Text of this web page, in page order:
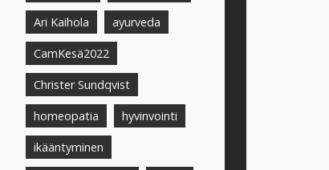
Ari Kaihola ayurveda
CamKesä2022
Christer Sundqvist
homeopatia hyvinvointi
ikääntyminen